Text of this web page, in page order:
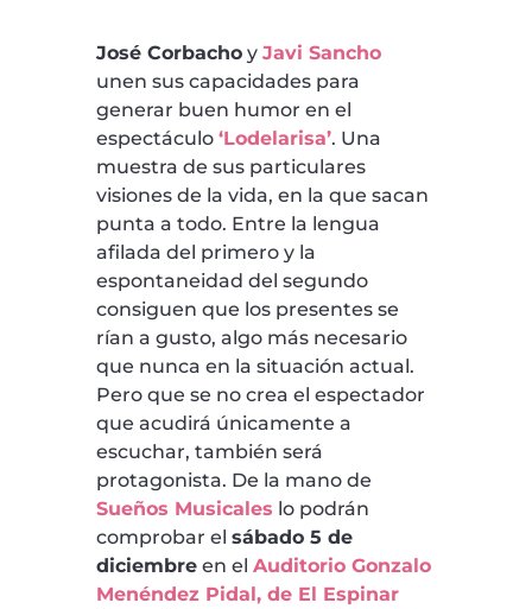
José Corbachoy Javi Sancho
unen sus capacidades para
generar buen humor en el
espectáculo ‘Lodelarisa’. Una
muestra de sus particulares
visiones de la vida, en la que sacan
punta a todo. Entre la lengua
afilada del primero y la
espontaneidad del segundo
consiguen que los presentes se
rían a gusto, algo más necesario
que nunca en la situación actual.
Pero que se no crea el espectador
que acudirá únicamente a
escuchar, también será
protagonista. De la mano de
Sueños Musicales lo podrán
comprobar el sábado 5 de
diciembreen el Auditorio Gonzalo
Menéndez Pidal, de El Espinar